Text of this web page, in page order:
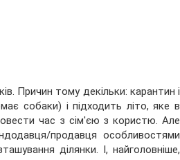
Причин тому декільки: карантин і
собаки) і підходить літо, яке в
час з сім'єю з користю. Але
продавця особливостями
ділянки. І, найголовніше,